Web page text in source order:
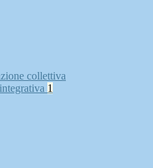
collettiva
1